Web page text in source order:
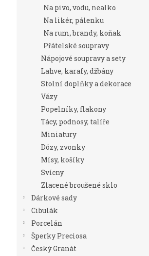
Na pivo, vodu, nealko
Na likér, pálenku
Na rum, brandy, koňak
Přátelské soupravy
Nápojové soupravy a sety
Lahve, karafy, džbány
Stolní doplňky a dekorace
Vázy
Popelníky, flakony
Tácy, podnosy, talíře
Miniatury
Dózy, zvonky
Mísy, košíky
Svícny
Zlacené broušené sklo
Dárkové sady
Cibulák
Porcelán
Šperky Preciosa
Český Granát